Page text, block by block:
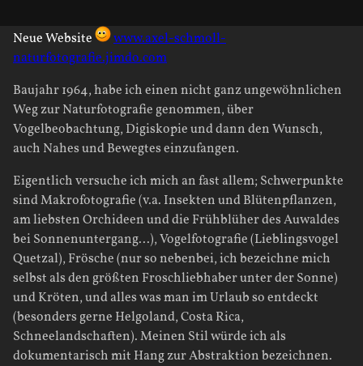
Neue Website
www.axel-schmoll-
naturfotografie.jimdo.com
Baujahr 1964, habe ich einen nicht ganz ungewöhnlichen
Weg zur Naturfotografie genommen, über
Vogelbeobachtung, Digiskopie und dann den Wunsch,
auch Nahes und Bewegtes einzufangen.
Eigentlich versuche ich mich an fast allem; Schwerpunkte
sind Makrofotografie (v.a. Insekten und Blütenpflanzen,
am liebsten Orchideen und die Frühblüher des Auwaldes
bei Sonnenuntergang...), Vogelfotografie (Lieblingsvogel
Quetzal), Frösche (nur so nebenbei, ich bezeichne mich
selbst als den größten Froschliebhaber unter der Sonne)
und Kröten, und alles was man im Urlaub so entdeckt
(besonders gerne Helgoland, Costa Rica,
Schneelandschaften). Meinen Stil würde ich als
dokumentarisch mit Hang zur Abstraktion bezeichnen.